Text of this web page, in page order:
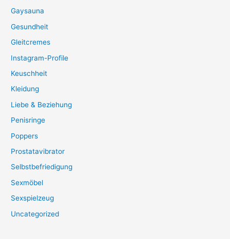
Gaysauna
Gesundheit
Gleitcremes
Instagram-Profile
Keuschheit
Kleidung
Liebe & Beziehung
Penisringe
Poppers
Prostatavibrator
Selbstbefriedigung
Sexmöbel
Sexspielzeug
Uncategorized